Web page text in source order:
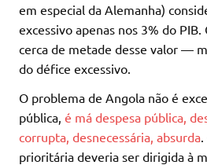
em especial da Alemanha)
excessivo apenas nos 3% do
cerca de metade desse valor —
do défice excessivo.
O problema de Angola não é
pública, é má despesa pública,
corrupta, desnecessária, absurda
prioritária deveria ser dirigida à